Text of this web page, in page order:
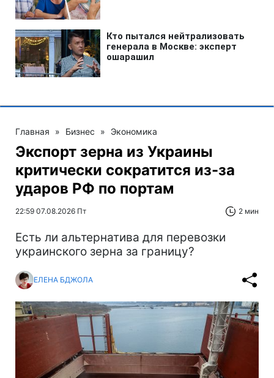
Главная » Бизнес » Экономика
Экспорт зерна из Украины
критически сократится из-за
ударов РФ по портам
22:59 07.08.2026 Пт 2 мин
Есть ли альтернатива для перевозки
украинского зерна за границу?
ЕЛЕНА БДЖОЛА